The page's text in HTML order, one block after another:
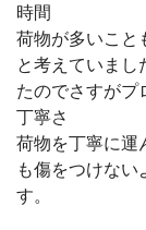
時間
荷物が多いこと
と考えていまし
たのでさすがプ
丁寧さ
荷物を丁寧に運
も傷をつけな
す。